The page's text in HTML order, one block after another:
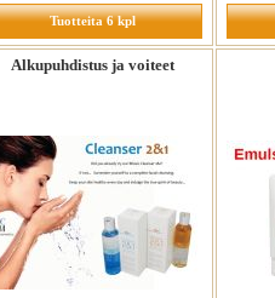
Tuotteita 6 kpl
Alkupuhdistus ja voiteet